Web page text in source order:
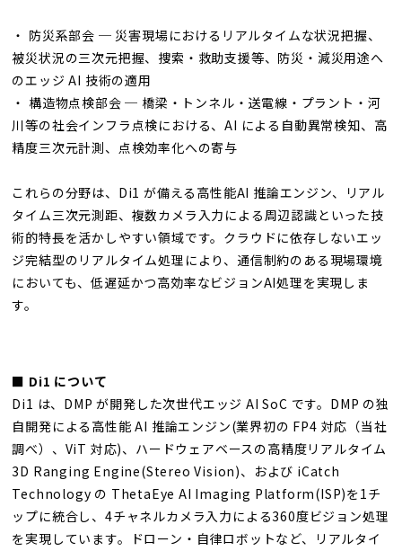
・ 防災系部会 ─ 災害現場におけるリアルタイムな状況把握、
被災状況の三次元把握、捜索・救助支援等、防災・減災用途へ
のエッジ AI 技術の適用
・ 構造物点検部会 ─ 橋梁・トンネル・送電線・プラント・河
川等の社会インフラ点検における、AI による自動異常検知、高
精度三次元計測、点検効率化への寄与
これらの分野は、Di1 が備える高性能AI 推論エンジン、リアル
タイム三次元測距、複数カメラ入力による周辺認識といった技
術的特長を活かしやすい領域です。クラウドに依存しないエッ
ジ完結型のリアルタイム処理により、通信制約のある現場環境
においても、低遅延かつ高効率なビジョンAI処理を実現しま
す。
■ Di1 について
Di1 は、DMP が開発した次世代エッジ AI SoC です。DMP の独
自開発による高性能 AI 推論エンジン(業界初の FP4 対応（当社
調べ）、ViT 対応)、ハードウェアベースの高精度リアルタイム
3D Ranging Engine(Stereo Vision)、および iCatch
Technology の ThetaEye AI Imaging Platform(ISP)を1チ
ップに統合し、4チャネルカメラ入力による360度ビジョン処理
を実現しています。ドローン・自律ロボットなど、リアルタイ